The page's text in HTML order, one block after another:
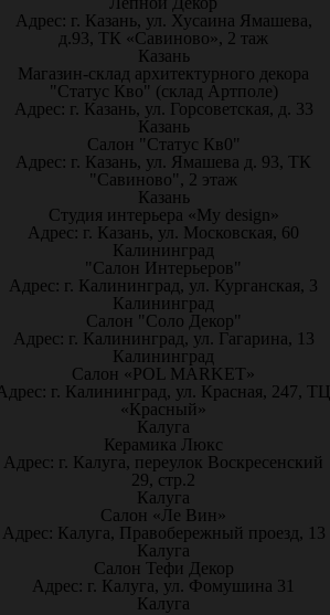
Адрес: г. Казань, ул. Хусаина Ямашева,
д.93, ТК «Савиново», 2 таж
Казань
Магазин-склад архитектурного декора
"Статус Кво" (склад Артполе)
Адрес: г. Казань, ул. Горсоветская, д. 33
Казань
Салон "Статус Кв0"
Адрес: г. Казань, ул. Ямашева д. 93, ТК
"Савиново", 2 этаж
Казань
Студия интерьера «My design»
Адрес: г. Казань, ул. Московская, 60
Калининград
"Салон Интерьеров"
Адрес: г. Калининград, ул. Курганская, 3
Калининград
Салон "Соло Декор"
Адрес: г. Калининград, ул. Гагарина, 13
Калининград
Салон «POL MARKET»
г. Калининград, ул. Красная, 247, ТЦ
«Красный»
Калуга
Керамика Люкс
Адрес: г. Калуга, переулок Воскресенский
29, стр.2
Калуга
Салон «Ле Вин»
Адрес: Калуга, Правобережный проезд, 13
Калуга
Салон Тефи Декор
Адрес: г. Калуга, ул. Фомушина 31
Калуга